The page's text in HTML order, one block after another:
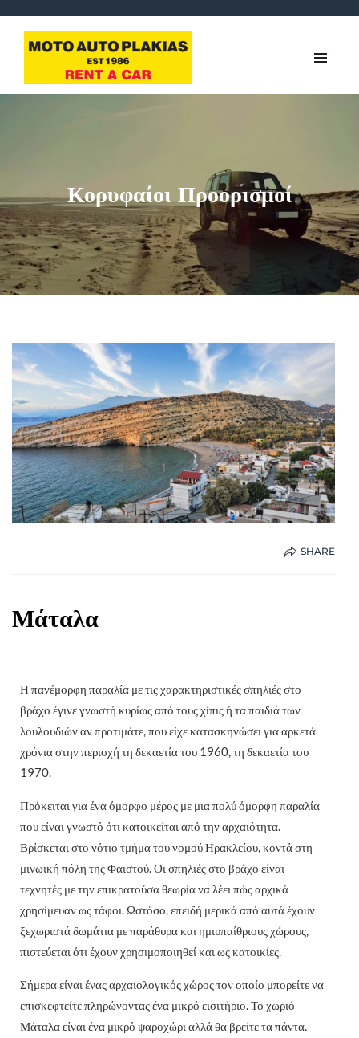
Κορυφαίοι Προορισμοί
SHARE
Μάταλα
Η πανέμορφη παραλία με τις χαρακτηριστικές σπηλιές στο
βράχο έγινε γνωστή κυρίως από τους χίπις ή τα παιδιά των
λουλουδιών αν προτιμάτε, που είχε κατασκηνώσει για αρκετά
χρόνια στην περιοχή τη δεκαετία του 1960, τη δεκαετία του
1970.
Πρόκειται για ένα όμορφο μέρος με μια πολύ όμορφη παραλία
που είναι γνωστό ότι κατοικείται από την αρχαιότητα.
Βρίσκεται στο νότιο τμήμα του νομού Ηρακλείου, κοντά στη
μινωική πόλη της Φαιστού. Οι σπηλιές στο βράχο είναι
τεχνητές με την επικρατούσα θεωρία να λέει πώς αρχικά
χρησίμευαν ως τάφοι. Ωστόσο, επειδή μερικά από αυτά έχουν
ξεχωριστά δωμάτια με παράθυρα και ημιυπαίθριους χώρους,
πιστεύεται ότι έχουν χρησιμοποιηθεί και ως κατοικίες.
Σήμερα είναι ένας αρχαιολογικός χώρος τον οποίο μπορείτε να
επισκεφτείτε πληρώνοντας ένα μικρό εισιτήριο. Το χωριό
Μάταλα είναι ένα μικρό ψαροχώρι αλλά θα βρείτε τα πάντα.